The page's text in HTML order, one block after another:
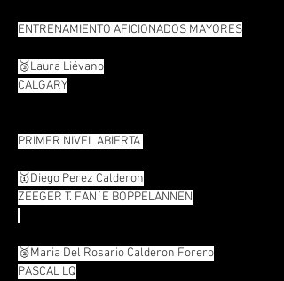
ENTRENAMIENTO AFICIONADOS MAYORES
🥉Laura Liévano
CALGARY
PRIMER NIVEL ABIERTA
🥇Diego Perez Calderon
ZEEGER T. FAN´E BOPPELANNEN
🥈Maria Del Rosario Calderon Forero
PASCAL LQ